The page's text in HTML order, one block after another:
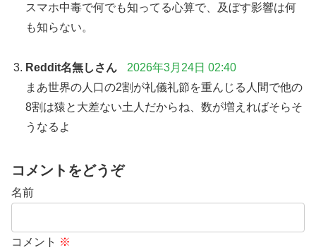
スマホ中毒で何でも知ってる心算で、及ぼす影響は何
も知らない。
Reddit名無しさん
2026年3月24日 02:40
まあ世界の人口の2割が礼儀礼節を重んじる人間で他の
8割は猿と大差ない土人だからね、数が増えればそらそ
うなるよ
コメントをどうぞ
名前
コメント ※